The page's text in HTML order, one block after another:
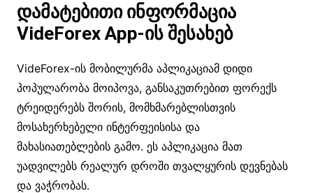
დამატებითი ინფორმაცია
VideForex App-ის შესახებ
VideForex-ის მობილურმა აპლიკაციამ დიდი
პოპულარობა მოიპოვა, განსაკუთრებით ფორექს
ტრეიდერებს შორის, მომხმარებლისთვის
მოსახერხებელი ინტერფეისისა და
მახასიათებლების გამო. ეს აპლიკაცია მათ
უადვილებს რეალურ დროში თვალყურის დევნებას
და ვაჭრობას.